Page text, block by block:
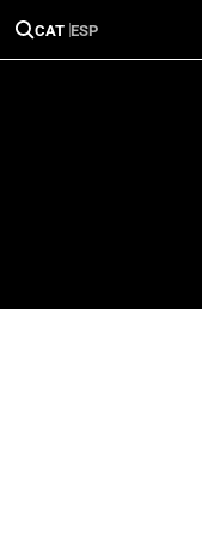
CAT ESP